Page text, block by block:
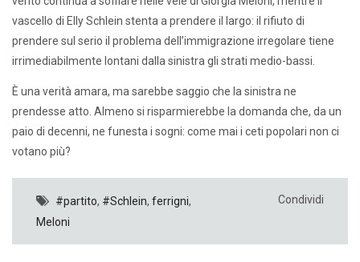
vascello di Elly Schlein stenta a prendere il largo: il rifiuto di
prendere sul serio il problema dell’immigrazione irregolare tiene
irrimediabilmente lontani dalla sinistra gli strati medio-bassi.
È una verità amara, ma sarebbe saggio che la sinistra ne
prendesse atto. Almeno si risparmierebbe la domanda che, da un
paio di decenni, ne funesta i sogni: come mai i ceti popolari non ci
votano più?
#partito, #Schlein, ferrigni,
Meloni
Condividi